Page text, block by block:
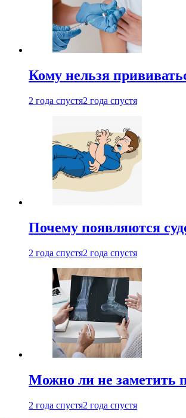
Кому нельзя
2 года спустя2 года спустя
Почему появляются
2 года спустя2 года спустя
Можно ли не заметить
2 года спустя2 года спустя